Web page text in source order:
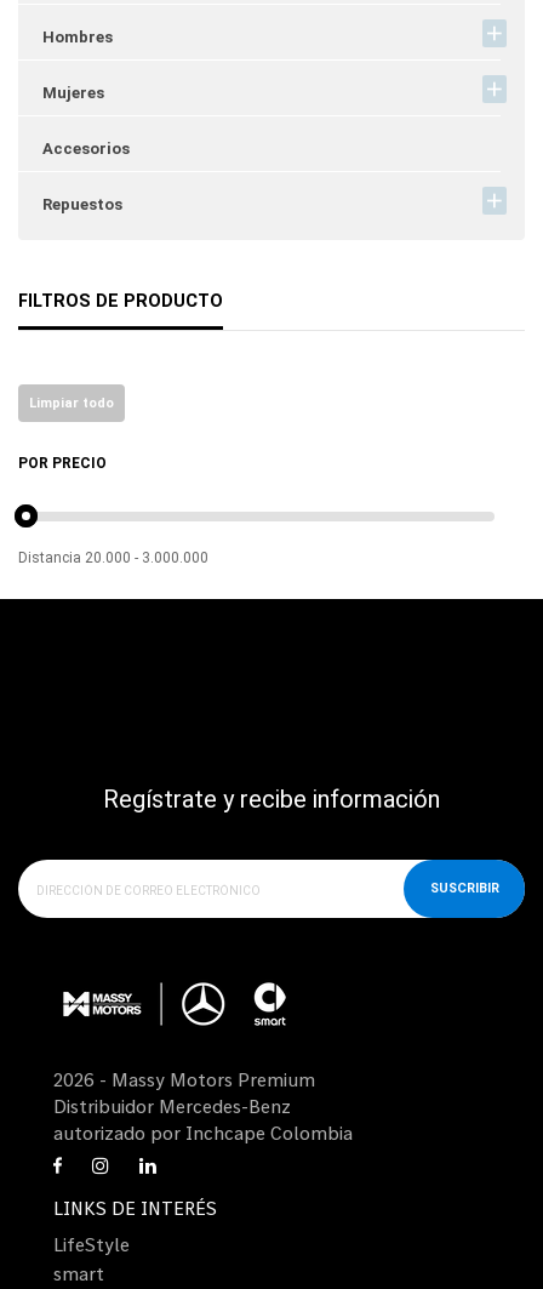
Hombres
Mujeres
Accesorios
Repuestos
FILTROS DE PRODUCTO
Limpiar todo
POR PRECIO
Distancia 20.000 - 3.000.000
Regístrate y recibe información
SUSCRIBIR
2026 - Massy Motors Premium
Distribuidor Mercedes-Benz
autorizado por Inchcape Colombia
LINKS DE INTERÉS
LifeStyle
smart